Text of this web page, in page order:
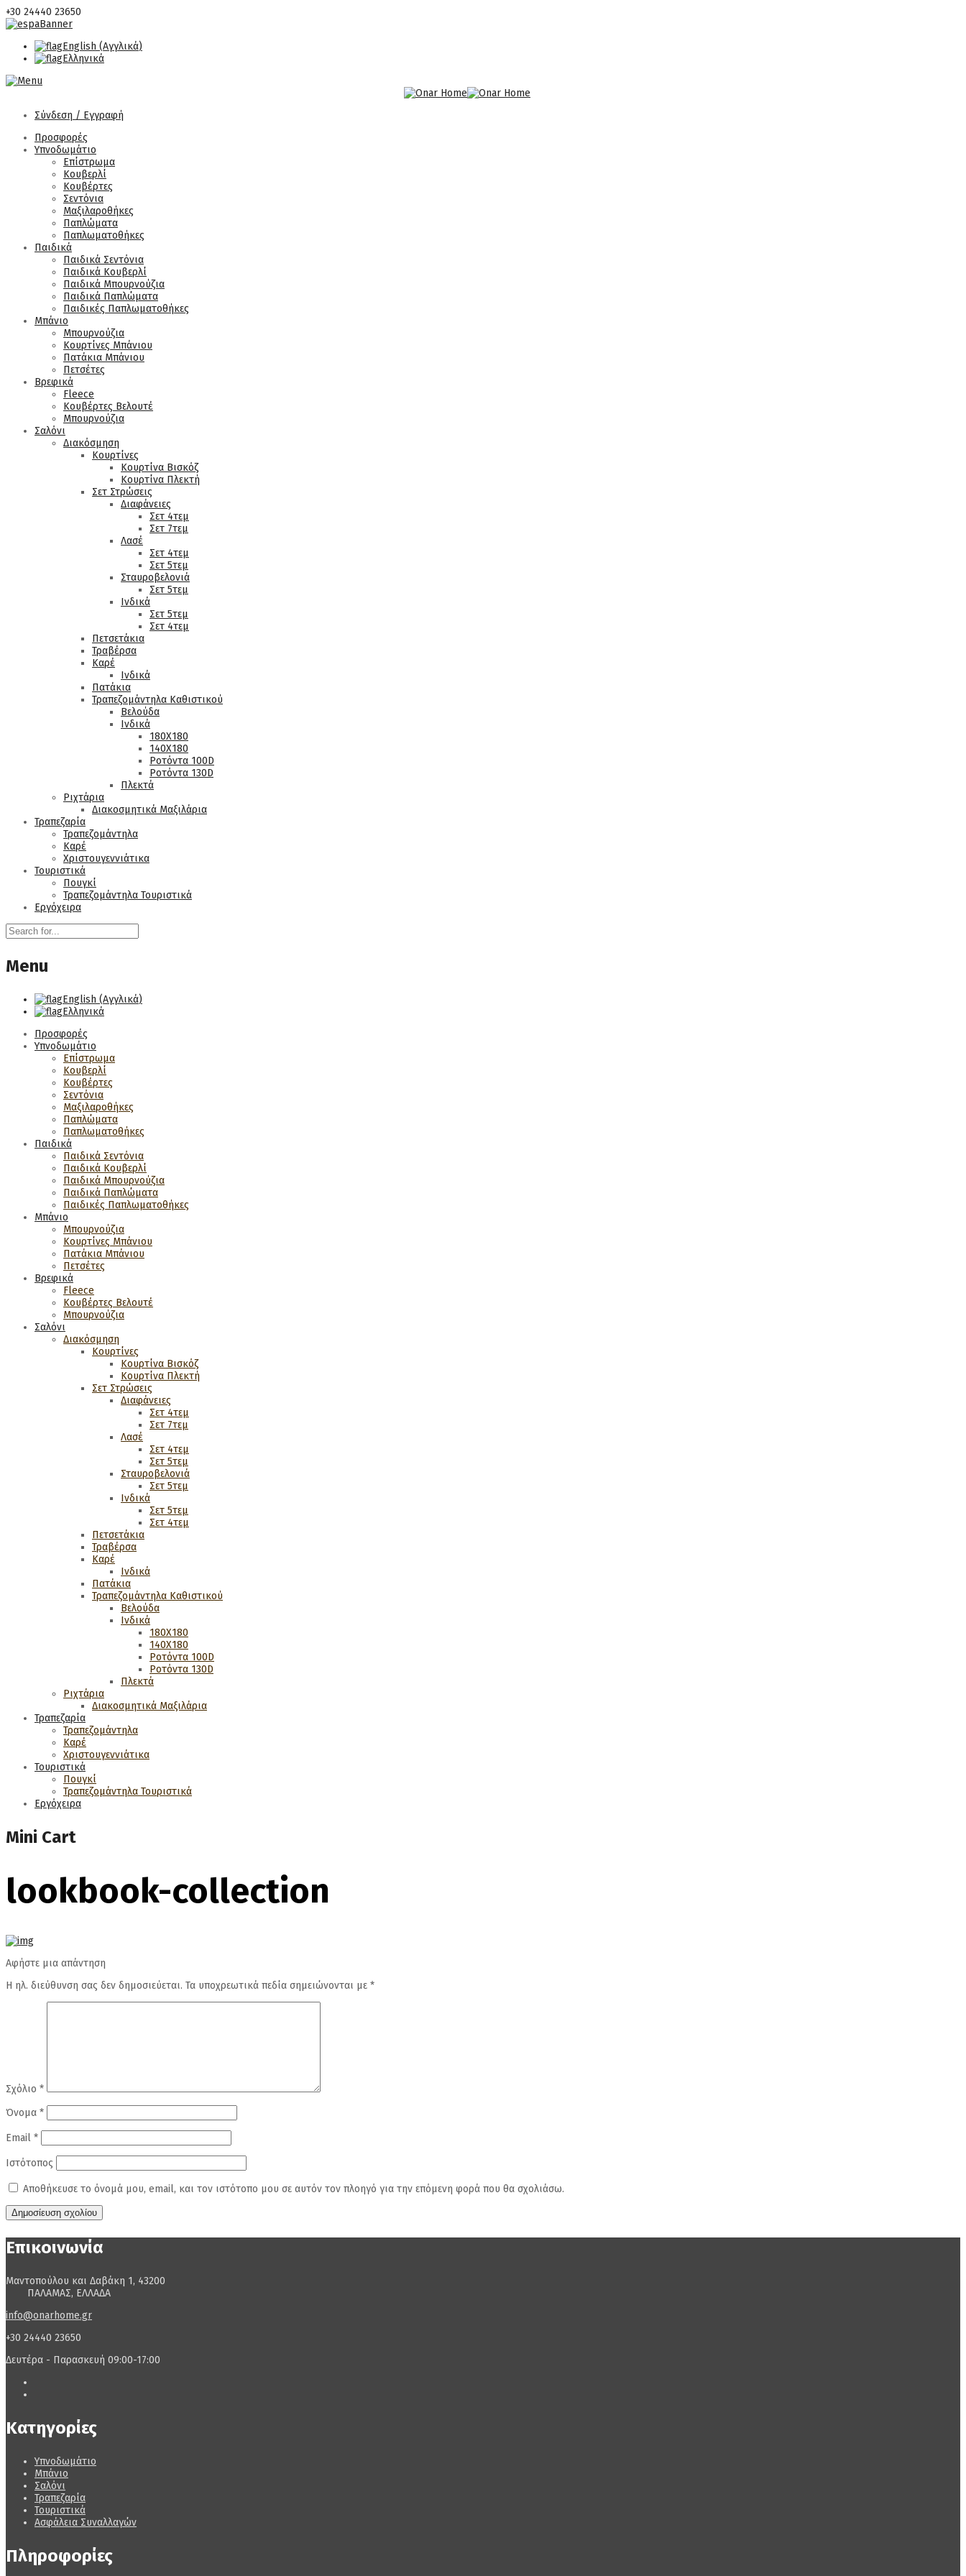
+30 24440 23650
English (Αγγλικά)
Ελληνικά
Σύνδεση / Εγγραφή
Προσφορές
Υπνοδωμάτιο
Επίστρωμα
Κουβερλί
Κουβέρτες
Σεντόνια
Μαξιλαροθήκες
Παπλώματα
Παπλωματοθήκες
Παιδικά
Παιδικά Σεντόνια
Παιδικά Κουβερλί
Παιδικά Μπουρνούζια
Παιδικά Παπλώματα
Παιδικές Παπλωματοθήκες
Μπάνιο
Μπουρνούζια
Κουρτίνες Μπάνιου
Πατάκια Μπάνιου
Πετσέτες
Βρεφικά
Fleece
Κουβέρτες Βελουτέ
Μπουρνούζια
Σαλόνι
Διακόσμηση
Κουρτίνες
Κουρτίνα Βισκόζ
Κουρτίνα Πλεκτή
Σετ Στρώσεις
Διαφάνειες
Σετ 4τεμ
Σετ 7τεμ
Λασέ
Σετ 4τεμ
Σετ 5τεμ
Σταυροβελονιά
Σετ 5τεμ
Ινδικά
Σετ 5τεμ
Σετ 4τεμ
Πετσετάκια
Τραβέρσα
Καρέ
Ινδικά
Πατάκια
Τραπεζομάντηλα Καθιστικού
Βελούδα
Ινδικά
180Χ180
140Χ180
Ροτόντα 100D
Ροτόντα 130D
Πλεκτά
Ριχτάρια
Διακοσμητικά Μαξιλάρια
Τραπεζαρία
Τραπεζομάντηλα
Καρέ
Χριστουγεννιάτικα
Τουριστικά
Πουγκί
Τραπεζομάντηλα Τουριστικά
Εργόχειρα
Menu
English (Αγγλικά)
Ελληνικά
Προσφορές
Υπνοδωμάτιο
Επίστρωμα
Κουβερλί
Κουβέρτες
Σεντόνια
Μαξιλαροθήκες
Παπλώματα
Παπλωματοθήκες
Παιδικά
Παιδικά Σεντόνια
Παιδικά Κουβερλί
Παιδικά Μπουρνούζια
Παιδικά Παπλώματα
Παιδικές Παπλωματοθήκες
Μπάνιο
Μπουρνούζια
Κουρτίνες Μπάνιου
Πατάκια Μπάνιου
Πετσέτες
Βρεφικά
Fleece
Κουβέρτες Βελουτέ
Μπουρνούζια
Σαλόνι
Διακόσμηση
Κουρτίνες
Κουρτίνα Βισκόζ
Κουρτίνα Πλεκτή
Σετ Στρώσεις
Διαφάνειες
Σετ 4τεμ
Σετ 7τεμ
Λασέ
Σετ 4τεμ
Σετ 5τεμ
Σταυροβελονιά
Σετ 5τεμ
Ινδικά
Σετ 5τεμ
Σετ 4τεμ
Πετσετάκια
Τραβέρσα
Καρέ
Ινδικά
Πατάκια
Τραπεζομάντηλα Καθιστικού
Βελούδα
Ινδικά
180Χ180
140Χ180
Ροτόντα 100D
Ροτόντα 130D
Πλεκτά
Ριχτάρια
Διακοσμητικά Μαξιλάρια
Τραπεζαρία
Τραπεζομάντηλα
Καρέ
Χριστουγεννιάτικα
Τουριστικά
Πουγκί
Τραπεζομάντηλα Τουριστικά
Εργόχειρα
Mini Cart
lookbook-collection
Αφήστε μια απάντηση
Η ηλ. διεύθυνση σας δεν δημοσιεύεται. Τα υποχρεωτικά πεδία σημειώνονται με *
Σχόλιο *
Όνομα *
Email *
Ιστότοπος
Αποθήκευσε το όνομά μου, email, και τον ιστότοπο μου σε αυτόν τον πλοηγό για την επόμενη φορά που θα σχολιάσω.
Επικοινωνία
Μαντοπούλου και Δαβάκη 1, 43200
ΠΑΛΑΜΑΣ, ΕΛΛΑΔΑ
info@onarhome.gr
+30 24440 23650
Δευτέρα - Παρασκευή 09:00-17:00
Κατηγορίες
Υπνοδωμάτιο
Μπάνιο
Σαλόνι
Τραπεζαρία
Τουριστικά
Ασφάλεια Συναλλαγών
Πληροφορίες